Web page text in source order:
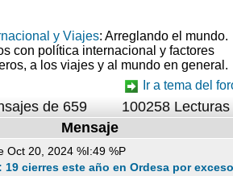
y Viajes: Arreglando el mundo.
con política internacional y factores
a los viajes y al mundo en general.
Ir a tema del
de 659
100258 Lecturas
Mensaje
Oct 20, 2024 %I:49 %P
19 cierres este año en Ordesa por exceso